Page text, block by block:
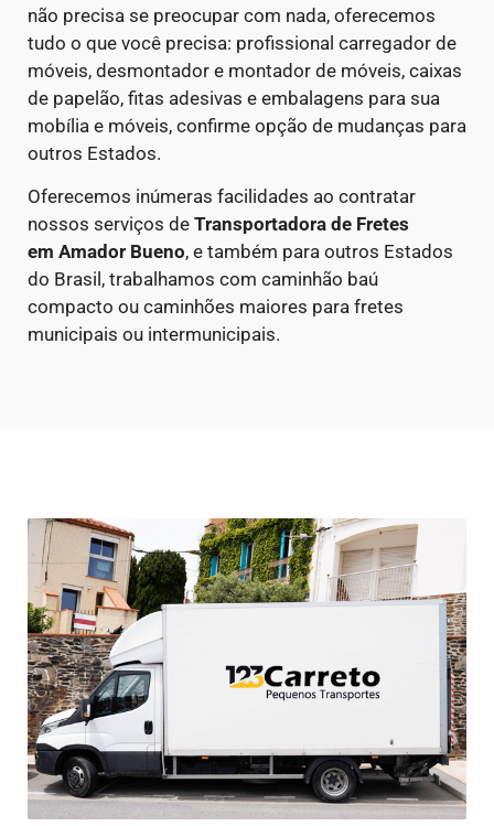
não precisa se preocupar com nada, oferecemos
tudo o que você precisa: profissional carregador de
móveis, desmontador e montador de móveis, caixas
de papelão, fitas adesivas e embalagens para sua
mobília e móveis, confirme opção de mudanças para
outros Estados.
Oferecemos inúmeras facilidades ao contratar
nossos serviços de Transportadora de Fretes
em Amador Bueno, e também para outros Estados
do Brasil, trabalhamos com caminhão baú
compacto ou caminhões maiores para fretes
municipais ou intermunicipais.